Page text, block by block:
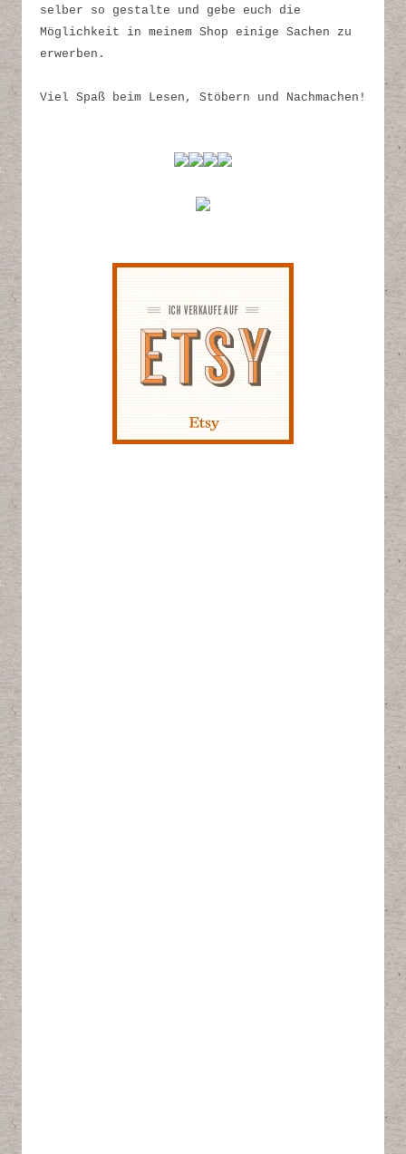
selber so gestalte und gebe euch die
Möglichkeit in meinem Shop einige Sachen zu
erwerben.
Viel Spaß beim Lesen, Stöbern und Nachmachen!